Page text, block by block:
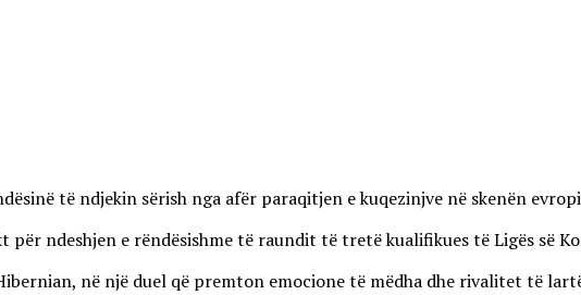
të ndjekin sërish nga afër paraqitjen e kuqezinjve në skenën
ndeshjen e rëndësishme të raundit të tretë kualifikues të Ligës së
në një duel që premton emocione të mëdha dhe rivalitet të